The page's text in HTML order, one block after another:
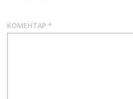
КОМЕНТАР *